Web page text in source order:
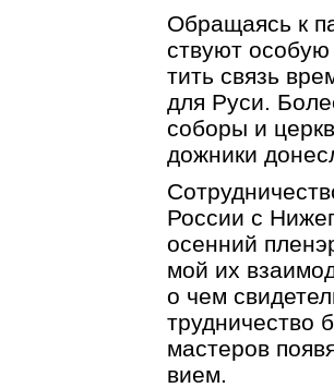
Об­ра­ща­ясь к
ству­ют осо­бую
тить связь
для Руси.
со­бо­ры и
дож­ни­ки
Рос­сии с
осен­ний
мой их
о чем
труд­ни­че­ство
ма­сте­ров
ви­ем.